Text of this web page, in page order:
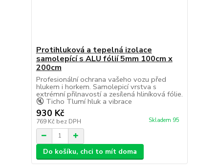
Protihluková a tepelná izolace
samolepící s ALU fólií 5mm 100cm x
200cm
Profesionální ochrana vašeho vozu před
hlukem i horkem. Samolepicí vrstva s
extrémní přilnavostí a zesílená hliníková fólie.
🔇 Ticho Tlumí hluk a vibrace
930 Kč
769 Kč bez DPH Skladem 95
Do košíku, chci to mít doma